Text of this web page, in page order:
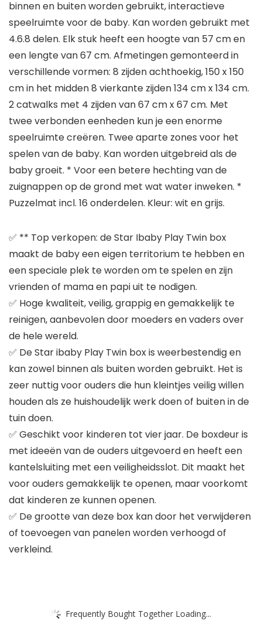
binnen en buiten worden gebruikt, interactieve
speelruimte voor de baby. Kan worden gebruikt met
4.6.8 delen. Elk stuk heeft een hoogte van 57 cm en
een lengte van 67 cm. Afmetingen gemonteerd in
verschillende vormen: 8 zijden achthoekig, 150 x 150
cm in het midden 8 vierkante zijden 134 cm x 134 cm.
2 catwalks met 4 zijden van 67 cm x 67 cm. Met
twee verbonden eenheden kun je een enorme
speelruimte creëren. Twee aparte zones voor het
spelen van de baby. Kan worden uitgebreid als de
baby groeit. * Voor een betere hechting van de
zuignappen op de grond met wat water inweken. *
Puzzelmat incl. 16 onderdelen. Kleur: wit en grijs.
✅ ** Top verkopen: de Star Ibaby Play Twin box
maakt de baby een eigen territorium te hebben en
een speciale plek te worden om te spelen en zijn
vrienden of mama en papi uit te nodigen.
✅ Hoge kwaliteit, veilig, grappig en gemakkelijk te
reinigen, aanbevolen door moeders en vaders over
de hele wereld.
✅ De Star ibaby Play Twin box is weerbestendig en
kan zowel binnen als buiten worden gebruikt. Het is
zeer nuttig voor ouders die hun kleintjes veilig willen
houden als ze huishoudelijk werk doen of buiten in de
tuin doen.
✅ Geschikt voor kinderen tot vier jaar. De boxdeur is
met ideeën van de ouders uitgevoerd en heeft een
kantelsluiting met een veiligheidsslot. Dit maakt het
voor ouders gemakkelijk te openen, maar voorkomt
dat kinderen ze kunnen openen.
✅ De grootte van deze box kan door het verwijderen
of toevoegen van panelen worden verhoogd of
verkleind.
Frequently Bought Together Loading...